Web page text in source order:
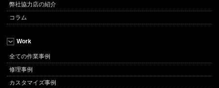
弊社協力店の紹介
コラム
Work
全ての作業事例
修理事例
カスタマイズ事例